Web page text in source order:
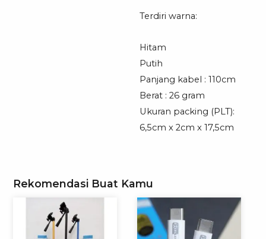
Terdiri warna:
Hitam
Putih
Panjang kabel : 110cm
Berat : 26 gram
Ukuran packing (PLT):
6,5cm x 2cm x 17,5cm
Rekomendasi Buat Kamu